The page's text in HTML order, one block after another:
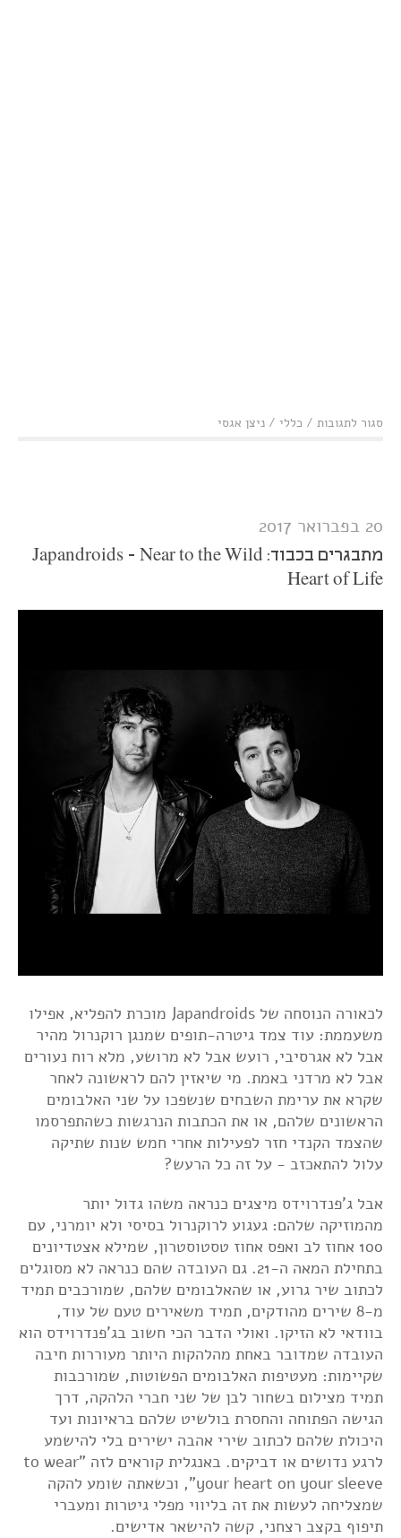
סגור לתגובותעל
/ כללי / ניצן אגסי
20 בפברואר 2017
מתבגרים בכבוד: Japandroids - Near to the Wild
Heart of Life
לכאורה הנוסחה של Japandroids מוכרת להפליא, אפילו
משעממת: עוד צמד גיטרה-תופים שמנגן רוקנרול מהיר
אבל לא אגרסיבי, רועש אבל לא מרושע, מלא רוח נעורים
אבל לא מרדני באמת. מי שיאזין להם לראשונה לאחר
שקרא את ערימת השבחים שנשפכו על שני האלבומים
הראשונים שלהם, או את הכתבות הנרגשות כשהתפרסמו
שהצמד הקנדי חזר לפעילות אחרי חמש שנות שתיקה
עלול להתאכזב - על זה כל הרעש?
אבל ג'פנדרוידס מיצגים כנראה משהו גדול יותר
מהמוזיקה שלהם: געגוע לרוקנרול בסיסי ולא יומרני, עם
100 אחוז לב ואפס אחוז טסטוסטרון, שמילא אצטדיונים
בתחילת המאה ה-21. גם העובדה שהם כנראה לא מסוגלים
לכתוב שיר גרוע, או שהאלבומים שלהם, שמורכבים תמיד
מ-8 שירים מהודקים, תמיד משאירים טעם של עוד,
בוודאי לא הזיקו. ואולי הדבר הכי חשוב בג'פנדרוידס הוא
העובדה שמדובר באחת מהלהקות היותר מעוררות חיבה
שקיימות: מעטיפות האלבומים הפשוטות, שמורכבות
תמיד מצילום בשחור לבן של שני חברי הלהקה, דרך
הגישה הפתוחה והחסרת בולשיט שלהם בראיונות ועד
היכולת שלהם לכתוב שירי אהבה ישירים בלי להישמע
לרגע נדושים או דביקים. באנגלית קוראים לזה "to wear
your heart on your sleeve", וכשאתה שומע להקה
שמצליחה לעשות את זה בליווי מפלי גיטרות ומעברי
תיפוף בקצב רצחני, קשה להישאר אדישים.